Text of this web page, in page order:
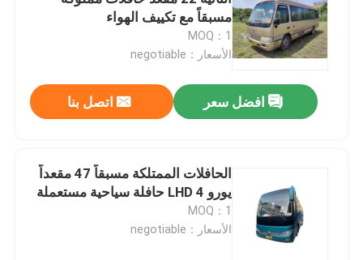
مسبقاً مع تكييف الهواء
MOQ：1
الأسعار：negotiable
افضل سعر اتصل بنا
الحافلات الممتلكة مسبقاً 47 مقعداً
يورو 4 LHD حافلة سياحية مستعملة
MOQ：1
الأسعار：negotiable